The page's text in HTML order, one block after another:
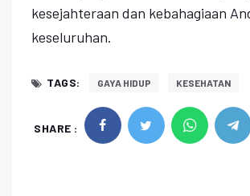
kesejahteraan dan kebahagiaan
keseluruhan.
TAGS: GAYA HIDUP KESEHATAN
SHARE :